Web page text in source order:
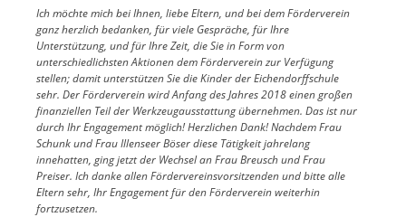
Ich möchte mich bei Ihnen, liebe Eltern, und bei dem Förderverein
ganz herzlich bedanken, für viele Gespräche, für Ihre
Unterstützung, und für Ihre Zeit, die Sie in Form von
unterschiedlichsten Aktionen dem Förderverein zur Verfügung
stellen; damit unterstützen Sie die Kinder der Eichendorffschule
sehr. Der Förderverein wird Anfang des Jahres 2018 einen großen
finanziellen Teil der Werkzeugausstattung übernehmen. Das ist nur
durch Ihr Engagement möglich! Herzlichen Dank! Nachdem Frau
Schunk und Frau Illenseer Böser diese Tätigkeit jahrelang
innehatten, ging jetzt der Wechsel an Frau Breusch und Frau
Preiser. Ich danke allen Fördervereinsvorsitzenden und bitte alle
Eltern sehr, Ihr Engagement für den Förderverein weiterhin
fortzusetzen.